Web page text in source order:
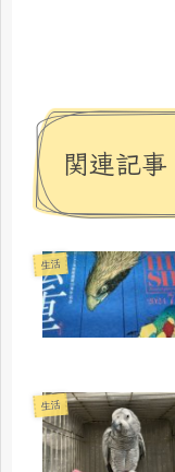
関連記事
生活
生活